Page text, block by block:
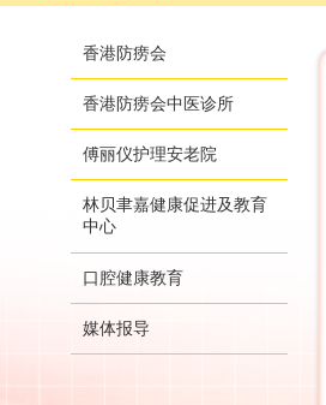
香港防痨会
香港防痨会中医诊所
傅丽仪护理安老院
林贝聿嘉健康促进及教育
中心
口腔健康教育
媒体报导